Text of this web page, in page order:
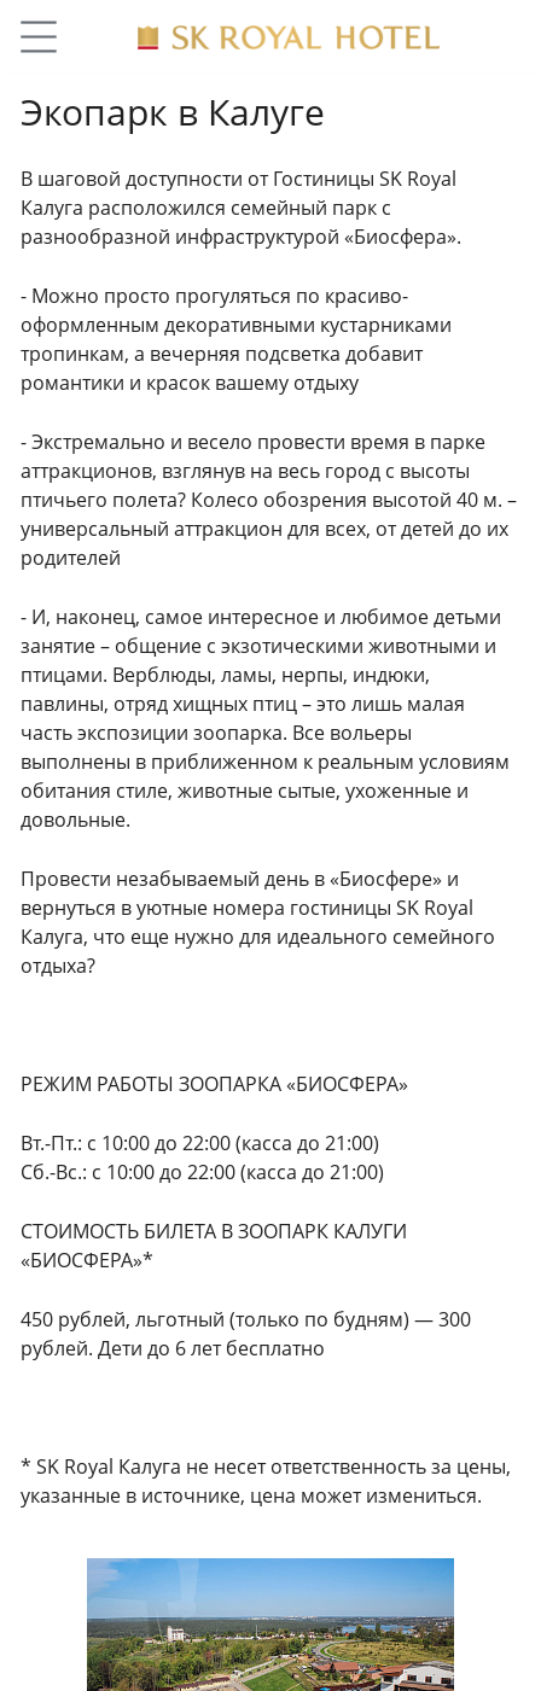
Экопарк в Калуге
В шаговой доступности от Гостиницы SK Royal
Калуга расположился семейный парк с
разнообразной инфраструктурой «Биосфера».
- Можно просто прогуляться по красиво-
оформленным декоративными кустарниками
тропинкам, а вечерняя подсветка добавит
романтики и красок вашему отдыху
- Экстремально и весело провести время в парке
аттракционов, взглянув на весь город с высоты
птичьего полета? Колесо обозрения высотой 40 м. –
универсальный аттракцион для всех, от детей до их
родителей
- И, наконец, самое интересное и любимое детьми
занятие – общение с экзотическими животными и
птицами. Верблюды, ламы, нерпы, индюки,
павлины, отряд хищных птиц – это лишь малая
часть экспозиции зоопарка. Все вольеры
выполнены в приближенном к реальным условиям
обитания стиле, животные сытые, ухоженные и
довольные.
Провести незабываемый день в «Биосфере» и
вернуться в уютные номера гостиницы SK Royal
Калуга, что еще нужно для идеального семейного
отдыха?
РЕЖИМ РАБОТЫ ЗООПАРКА «БИОСФЕРА»
Вт.-Пт.: с 10:00 до 22:00 (касса до 21:00)
Сб.-Вс.: с 10:00 до 22:00 (касса до 21:00)
СТОИМОСТЬ БИЛЕТА В ЗООПАРК КАЛУГИ
«БИОСФЕРА»*
450 рублей, льготный (только по будням) — 300
рублей. Дети до 6 лет бесплатно
* SK Royal Калуга не несет ответственность за цены,
указанные в источнике, цена может измениться.